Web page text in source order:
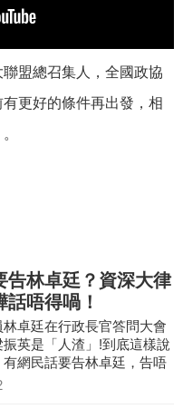
盟總召集人，全國政協
更好的條件再出發，相
告林卓廷？資深大律
話唔得喎！
林卓廷在行政長官答問大會
英是「人渣」!到底這樣說
網民話要告林卓廷，告唔
會議員、資深大律師湯家驊